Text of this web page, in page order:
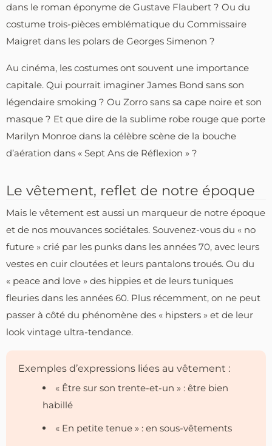
dans le roman éponyme de Gustave Flaubert ? Ou du
costume trois-pièces emblématique du Commissaire
Maigret dans les polars de Georges Simenon ?
Au cinéma, les costumes ont souvent une importance
capitale. Qui pourrait imaginer James Bond sans son
légendaire smoking ? Ou Zorro sans sa cape noire et son
masque ? Et que dire de la sublime robe rouge que porte
Marilyn Monroe dans la célèbre scène de la bouche
d’aération dans « Sept Ans de Réflexion » ?
Le vêtement, reflet de notre époque
Mais le vêtement est aussi un marqueur de notre époque
et de nos mouvances sociétales. Souvenez-vous du « no
future » crié par les punks dans les années 70, avec leurs
vestes en cuir cloutées et leurs pantalons troués. Ou du
« peace and love » des hippies et de leurs tuniques
fleuries dans les années 60. Plus récemment, on ne peut
passer à côté du phénomène des « hipsters » et de leur
look vintage ultra-tendance.
Exemples d’expressions liées au vêtement :
« Être sur son trente-et-un » : être bien
habillé
« En petite tenue » : en sous-vêtements